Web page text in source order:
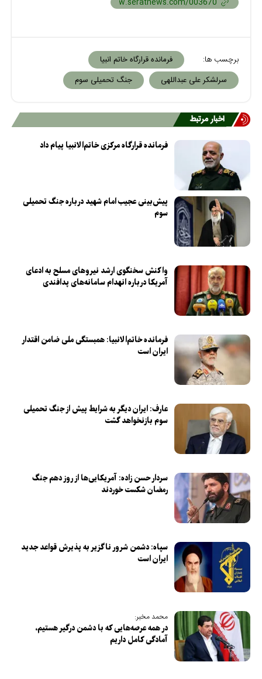
برچسب ها:
فرمانده قرارگاه خاتم انبیا
سرلشکر علی عبداللهی
جنگ تحمیلی سوم
اخبار مرتبط
فرمانده قرارگاه مرکزی خاتم‌الانبیا پیام داد
پیش‌بینی عجیب امام شهید درباره جنگ تحمیلی
سوم
واکنش سخنگوی ارشد نیرو‌های مسلح به ادعای
آمریکا درباره انهدام سامانه‌های پدافندی
فرمانده خاتم‌الانبیا: همبستگی ملی ضامن اقتدار
ایران است
عارف: ایران دیگر به شرایط پیش از جنگ تحمیلی
سوم بازنخواهد گشت
سردار حسن زاده: آمریکایی‌ها از روز دهم جنگ
رمضان شکست خوردند
سپاه: دشمن شرور ناگزیر به پذیرش قواعد جدید
ایران است
محمد مخبر:
در همه عرصه‌هایی که با دشمن درگیر هستیم،
آمادگی کامل داریم